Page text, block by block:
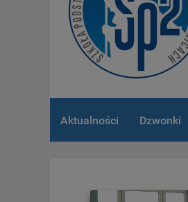
Aktualności Dzwonki